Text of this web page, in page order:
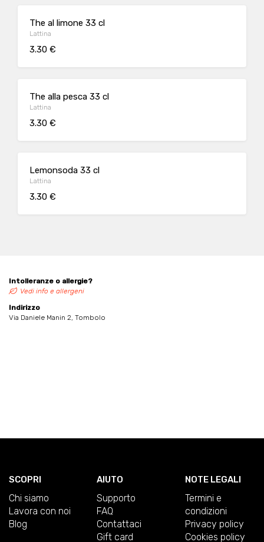
The al limone 33 cl
Lattina
3.30 €
The alla pesca 33 cl
Lattina
3.30 €
Lemonsoda 33 cl
Lattina
3.30 €
Intolleranze o allergie?
Vedi info e allergeni
Indirizzo
Via Daniele Manin 2, Tombolo
SCOPRI
Chi siamo
Lavora con noi
Blog
AIUTO
Supporto
FAQ
Contattaci
Gift card
NOTE LEGALI
Termini e
condizioni
Privacy policy
Cookies policy